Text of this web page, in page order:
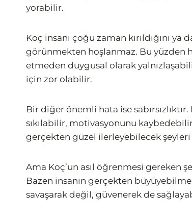
yorabilir.
Koç insanı çoğu zaman kırıldığını
görünmekten hoşlanmaz. Bu yüzden
etmeden duygusal olarak
için zor olabilir.
Bir diğer önemli hata ise
sıkılabilir, motivasyonunu
gerçekten güzel ilerleyebilecek
Ama Koç’un asıl öğrenmesi gereken
Bazen insanın gerçekten
savaşarak değil, güvenerek de